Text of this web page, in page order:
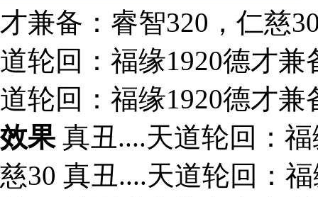
才兼备：睿智320，仁慈
道轮回：福缘1920德才
道轮回：福缘1920德才
效果 真丑....天道轮回：
慈30 真丑....天道轮回：